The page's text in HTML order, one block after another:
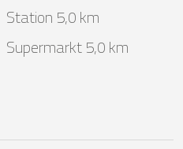
Station 5,0 km
Supermarkt 5,0 km